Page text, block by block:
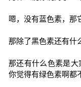
嗯，没有蓝色素，那
那除了黑色素还有什
那还有什么色素是大
你觉得有绿色素啊都